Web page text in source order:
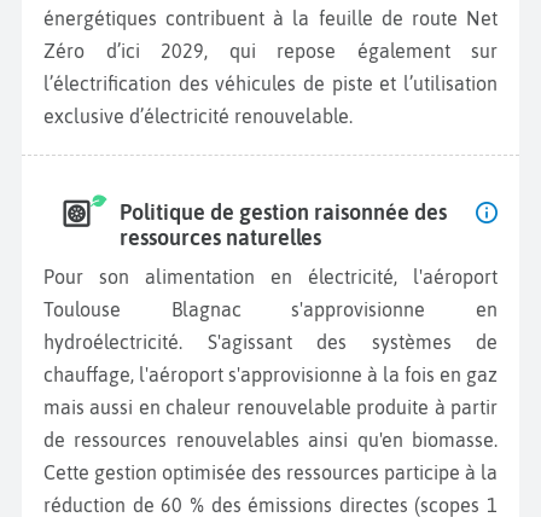
énergétiques contribuent à la feuille de route Net
Zéro d’ici 2029, qui repose également sur
l’électrification des véhicules de piste et l’utilisation
exclusive d’électricité renouvelable.
Politique de gestion raisonnée des
ressources naturelles
Pour son alimentation en électricité, l'aéroport
Toulouse Blagnac s'approvisionne en
hydroélectricité. S'agissant des systèmes de
chauffage, l'aéroport s'approvisionne à la fois en gaz
mais aussi en chaleur renouvelable produite à partir
de ressources renouvelables ainsi qu'en biomasse.
Cette gestion optimisée des ressources participe à la
réduction de 60 % des émissions directes (scopes 1